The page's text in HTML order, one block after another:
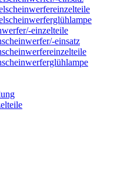
einzelteile
einsatz